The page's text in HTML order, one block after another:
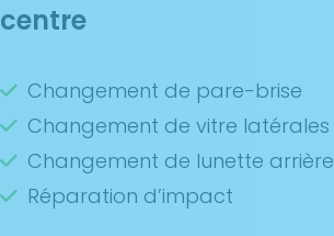
centre
Changement de pare-brise
Changement de vitre latérales
Changement de lunette arrière
Réparation d’impact